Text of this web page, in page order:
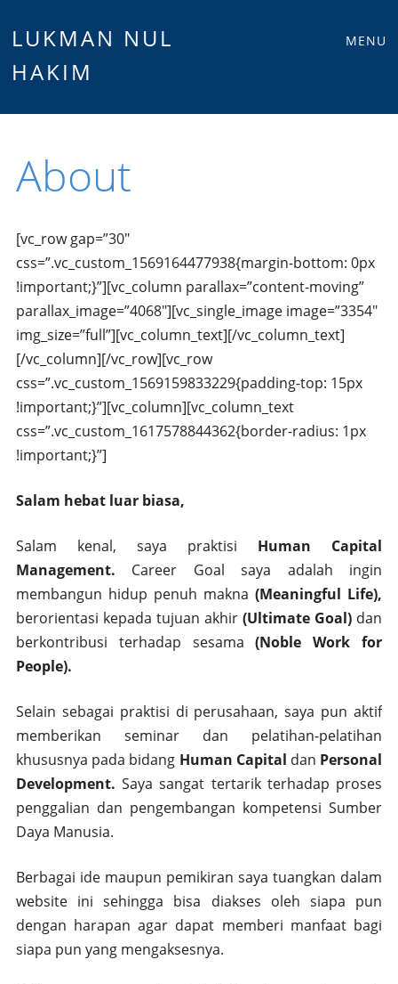
LUKMAN NUL
HAKIM
MENU
About
[vc_row gap=”30″
css=”.vc_custom_1569164477938{margin-bottom: 0px
!important;}”][vc_column parallax=”content-moving”
parallax_image=”4068″][vc_single_image image=”3354″
img_size=”full”][vc_column_text][/vc_column_text]
[/vc_column][/vc_row][vc_row
css=”.vc_custom_1569159833229{padding-top: 15px
!important;}”][vc_column][vc_column_text
css=”.vc_custom_1617578844362{border-radius: 1px
!important;}”]
Salam hebat luar biasa,
Salam kenal, saya praktisi Human Capital
Management. Career Goal saya adalah ingin
membangun hidup penuh makna(Meaningful Life),
berorientasi kepada tujuan akhir(Ultimate Goal) dan
berkontribusi terhadap sesama(Noble Work for
People).
Selain sebagai praktisi di perusahaan, saya pun aktif
memberikan seminar dan pelatihan-pelatihan
khususnya pada bidang Human Capital dan Personal
Development.Saya sangat tertarik terhadap proses
penggalian dan pengembangan kompetensi Sumber
Daya Manusia.
Berbagai ide maupun pemikiran saya tuangkan dalam
website ini sehingga bisa diakses oleh siapa pun
dengan harapan agar dapat memberi manfaat bagi
siapa pun yang mengaksesnya.